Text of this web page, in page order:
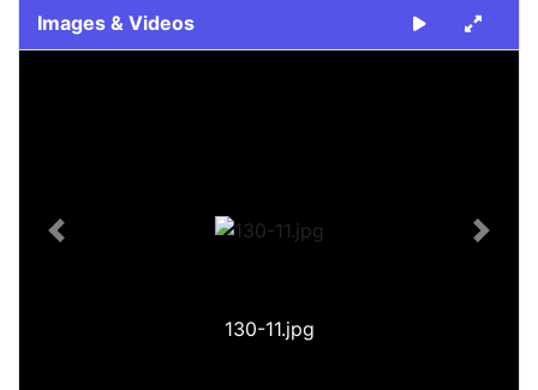
Images & Videos
130-11.jpg
Previous Next